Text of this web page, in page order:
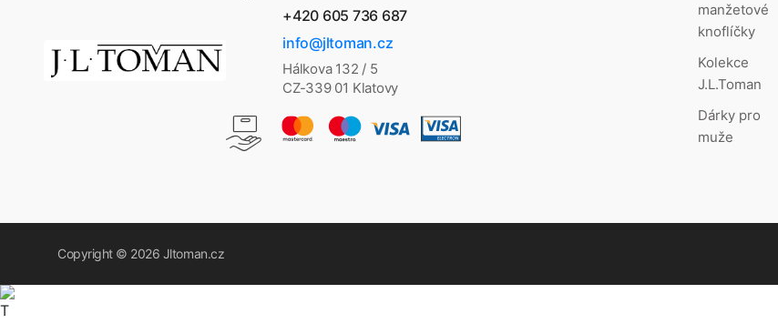
+420 605 736 687
info@jltoman.cz
Hálkova 132 / 5
CZ-339 01 Klatovy
manžetové
knoflíčky
Kolekce
J.L.Toman
Dárky pro
muže
Copyright © 2026 Jltoman.cz